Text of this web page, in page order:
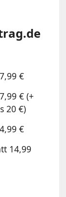
€
€ (+
20 €)
€
14,99